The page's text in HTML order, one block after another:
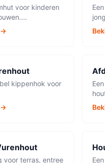
voor kinderen
...
→
kippenhok voor
→
voor terras, entree